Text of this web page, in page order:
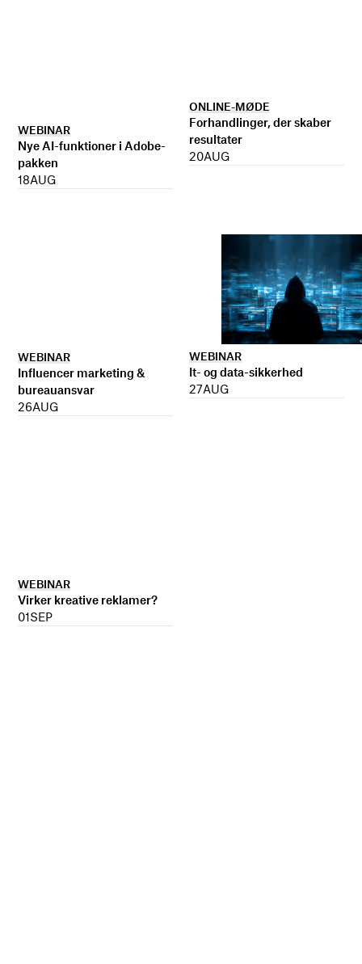
WEBINAR
Nye AI-funktioner i Adobe-
pakken
18AUG
ONLINE-MØDE
Forhandlinger, der skaber
resultater
20AUG
WEBINAR
Influencer marketing &
bureauansvar
26AUG
WEBINAR
It- og data-sikkerhed
27AUG
WEBINAR
Virker kreative reklamer?
01SEP